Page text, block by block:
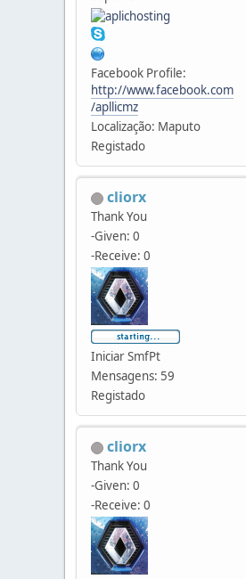
Facebook Profile:
http://www.facebook.com
/apllicmz
Localização: Maputo
Registado
cliorx
Thank You
-Given: 0
-Receive: 0
Iniciar SmfPt
Mensagens: 59
Registado
cliorx
Thank You
-Given: 0
-Receive: 0